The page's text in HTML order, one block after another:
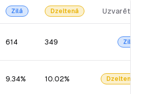
Zilā Dzeltenā Uzvarētājs
614 349 Zilā
9.34% 10.02% Dzeltenā